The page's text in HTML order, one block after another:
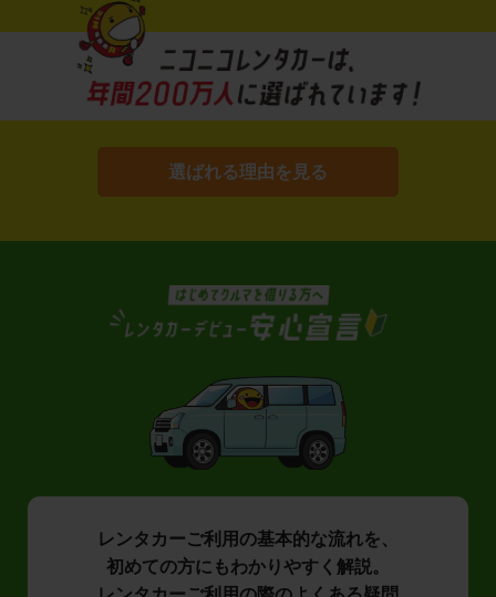
選ばれる理由を見る
レンタカーご利用の基本的な流れを、
初めての方にもわかりやすく解説。